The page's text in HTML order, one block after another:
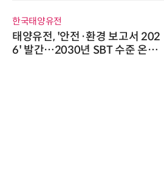
한국태양유전
태양유전, '안전·환경 보고서 202
6' 발간…2030년 SBT 수준 온실